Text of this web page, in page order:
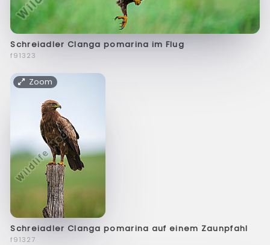
Schreiadler Clanga pomarina im Flug
f91323
Zoom
Schreiadler Clanga pomarina auf einem Zaunpfahl
f91327